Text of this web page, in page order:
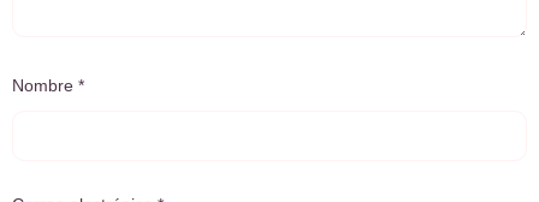
Nombre *